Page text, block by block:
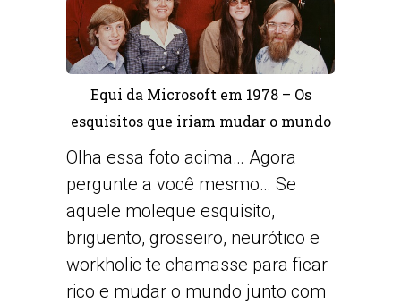
Equi da Microsoft em 1978 – Os
esquisitos que iriam mudar o mundo
Olha essa foto acima… Agora
pergunte a você mesmo… Se
aquele moleque esquisito,
briguento, grosseiro, neurótico e
workholic te chamasse para ficar
rico e mudar o mundo junto com